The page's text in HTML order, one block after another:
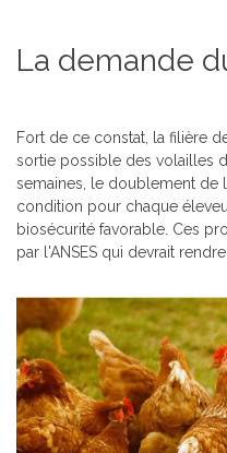
La demande
Fort de ce constat, la filière
sortie possible des volailles
semaines, le doublement de
condition pour chaque
biosécurité favorable. Ces
par l'ANSES qui devrait